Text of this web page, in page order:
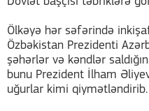
Ölkəyə hər səfərində
Özbəkistan Prezidenti
şəhərlər və kəndlər
bunu Prezident İlham
uğurlar kimi qiymətləndirib.